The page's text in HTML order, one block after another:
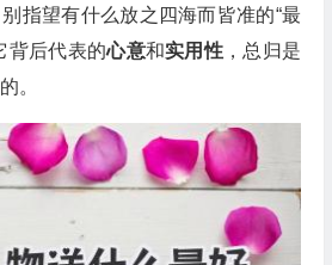
指望有什么放之四海而皆准的“最
背后代表的心意和实用性 ，总归是
。